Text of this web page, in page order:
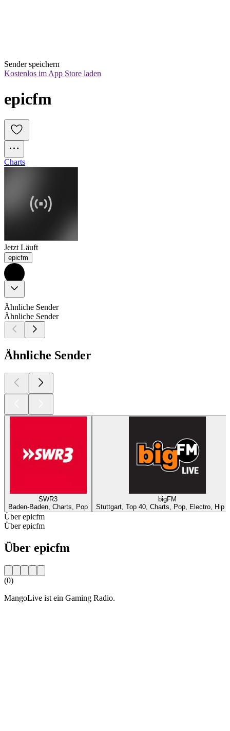
Sender speichern
Kostenlos im App Store laden
epicfm
Charts
Jetzt Läuft
epicfm
Ähnliche Sender
Ähnliche Sender
Ähnliche Sender
SWR3
Baden-Baden, Charts, Pop
bigFM
Stuttgart, Top 40, Charts, Pop, Electro, Hip
Über epicfm
Über epicfm
Über epicfm
(0)
MangoLive ist ein Gaming Radio.